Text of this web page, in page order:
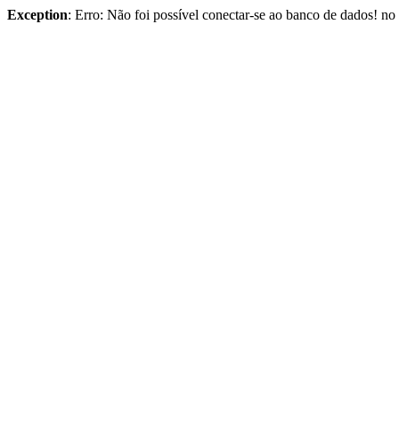
Exception: Erro: Não foi possível conectar-se ao banco de dados!